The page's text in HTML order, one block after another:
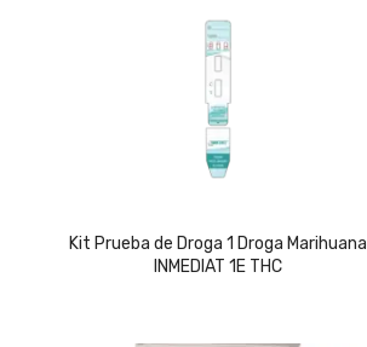
Kit Prueba de Droga 1 Droga Marihuana
INMEDIAT 1E THC